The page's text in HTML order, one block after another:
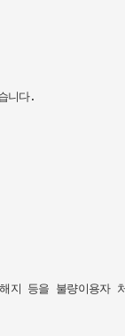
니다.
등을 불량이용자